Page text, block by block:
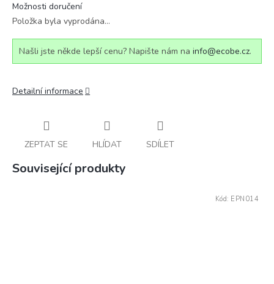
Možnosti doručení
Položka byla vyprodána…
Našli jste někde lepší cenu? Napište nám na info@ecobe.cz.
Detailní informace
ZEPTAT SE HLÍDAT SDÍLET
Související produkty
Kód: EPN014